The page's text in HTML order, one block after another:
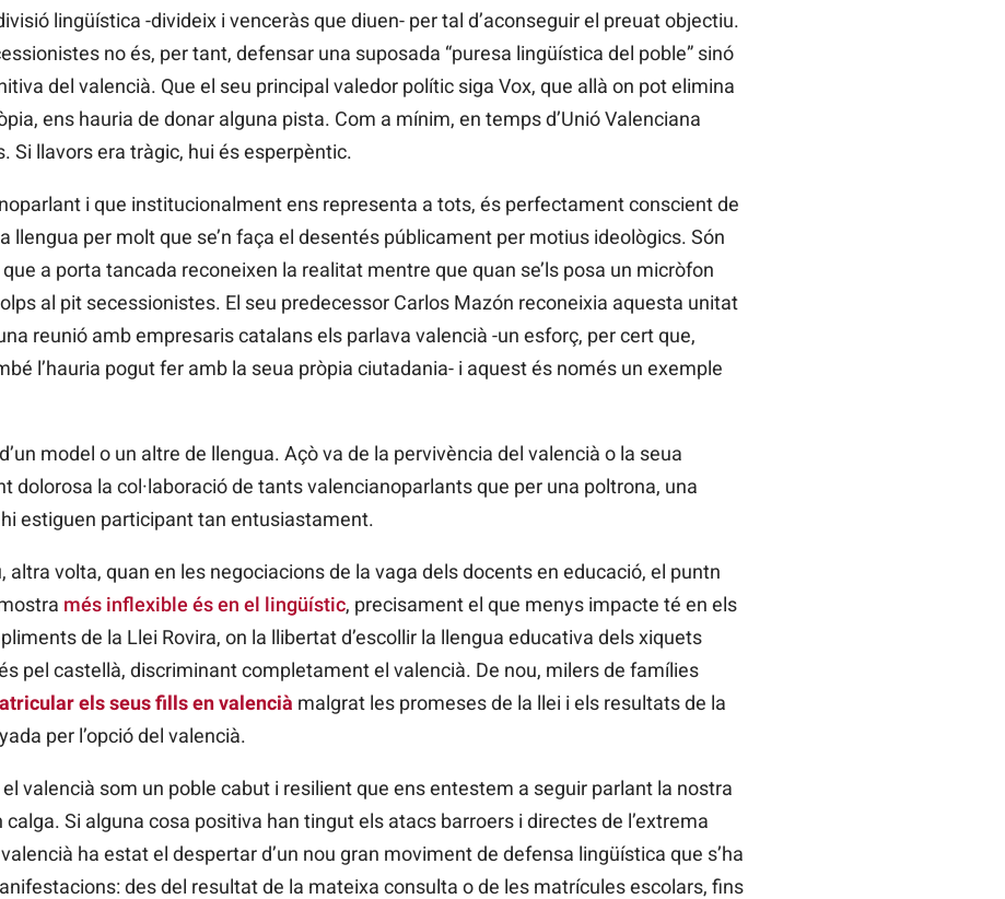
lingüística -divideix i venceràs que diuen- per tal d’aconseguir el preuat objectiu.
no és, per tant, defensar una suposada “puresa lingüística del poble” sinó
del valencià. Que el seu principal valedor polític siga Vox, que allà on pot elimina
ens hauria de donar alguna pista. Com a mínim, en temps d’Unió Valenciana
Si llavors era tràgic, hui és esperpèntic.
i que institucionalment ens representa a tots, és perfectament conscient de
llengua per molt que se’n faça el desentés públicament per motius ideològics. Són
a porta tancada reconeixen la realitat mentre que quan se’ls posa un micròfon
al pit secessionistes. El seu predecessor Carlos Mazón reconeixia aquesta unitat
reunió amb empresaris catalans els parlava valencià -un esforç, per cert que,
l’hauria pogut fer amb la seua pròpia ciutadania- i aquest és només un exemple
model o un altre de llengua. Açò va de la pervivència del valencià o la seua
dolorosa la col·laboració de tants valencianoparlants que per una poltrona, una
estiguen participant tan entusiastament.
altra volta, quan en les negociacions de la vaga dels docents en educació, el puntn
més inflexible és en el lingüístic, precisament el que menys impacte té en els
de la Llei Rovira, on la llibertat d’escollir la llengua educativa dels xiquets
pel castellà, discriminant completament el valencià. De nou, milers de famílies
els seus fills en valencià malgrat les promeses de la llei i els resultats de la
per l’opció del valencià.
valencià som un poble cabut i resilient que ens entestem a seguir parlant la nostra
Si alguna cosa positiva han tingut els atacs barroers i directes de l’extrema
ha estat el despertar d’un nou gran moviment de defensa lingüística que s’ha
des del resultat de la mateixa consulta o de les matrícules escolars, fins